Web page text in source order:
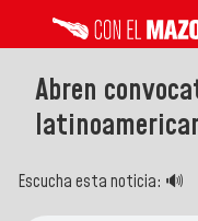
Abren
Escucha esta noticia: 🔊